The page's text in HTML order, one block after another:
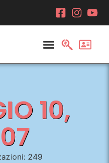
10,
249